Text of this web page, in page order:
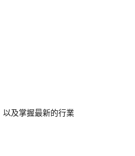
及掌握最新的行業